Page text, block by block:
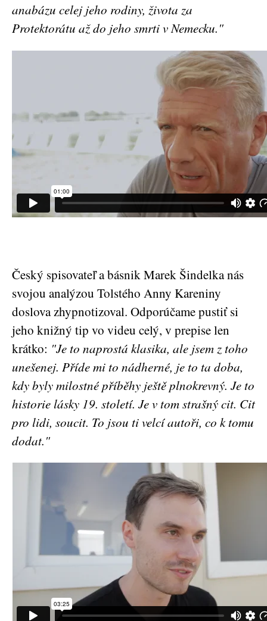
anabázu celej jeho rodiny, života za
Protektorátu až do jeho smrti v Nemecku."
Český spisovateľ a básnik Marek Šindelka nás
svojou analýzou Tolstého Anny Kareniny
doslova zhypnotizoval. Odporúčame pustiť si
jeho knižný tip vo videu celý, v prepise len
krátko: "Je to naprostá klasika, ale jsem z toho
unešenej. Příde mi to nádherné, je to ta doba,
kdy byly milostné příběhy ještě plnokrevný. Je to
historie lásky 19. století. Je v tom strašný cit. Cit
pro lidi, soucit. To jsou ti velcí autoři, co k tomu
dodat."